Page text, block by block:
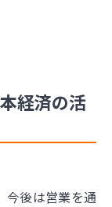
経済の活
今後は営業を通